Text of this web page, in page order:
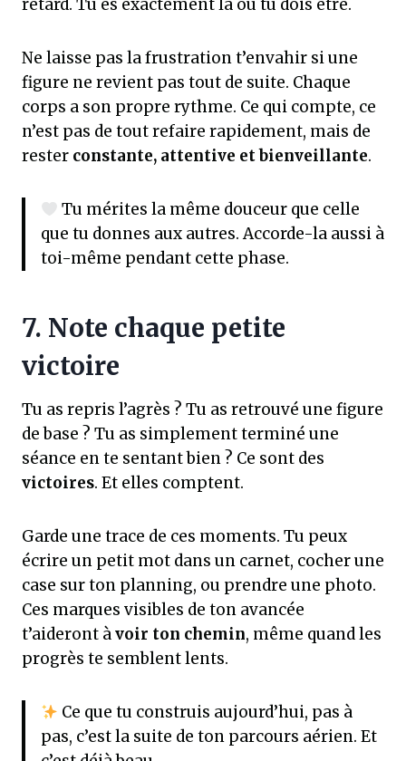
retard. Tu es exactement là où tu dois être.
Ne laisse pas la frustration t’envahir si une
figure ne revient pas tout de suite. Chaque
corps a son propre rythme. Ce qui compte, ce
n’est pas de tout refaire rapidement, mais de
rester constante, attentive et bienveillante.
Tu mérites la même douceur que celle
que tu donnes aux autres. Accorde-la aussi à
toi-même pendant cette phase.
7. Note chaque petite
victoire
Tu as repris l’agrès ? Tu as retrouvé une figure
de base ? Tu as simplement terminé une
séance en te sentant bien ? Ce sont des
victoires. Et elles comptent.
Garde une trace de ces moments. Tu peux
écrire un petit mot dans un carnet, cocher une
case sur ton planning, ou prendre une photo.
Ces marques visibles de ton avancée
t’aideront àvoir ton chemin, même quand les
progrès te semblent lents.
Ce que tu construis aujourd’hui, pas à
pas, c’est la suite de ton parcours aérien. Et